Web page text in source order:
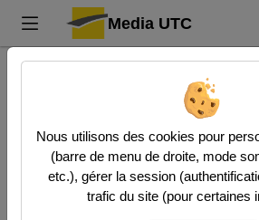
Media UTC
Nous utilisons des cookies pour
(barre de menu de droite, mode
etc.), gérer la session
trafic du site (pour certaines